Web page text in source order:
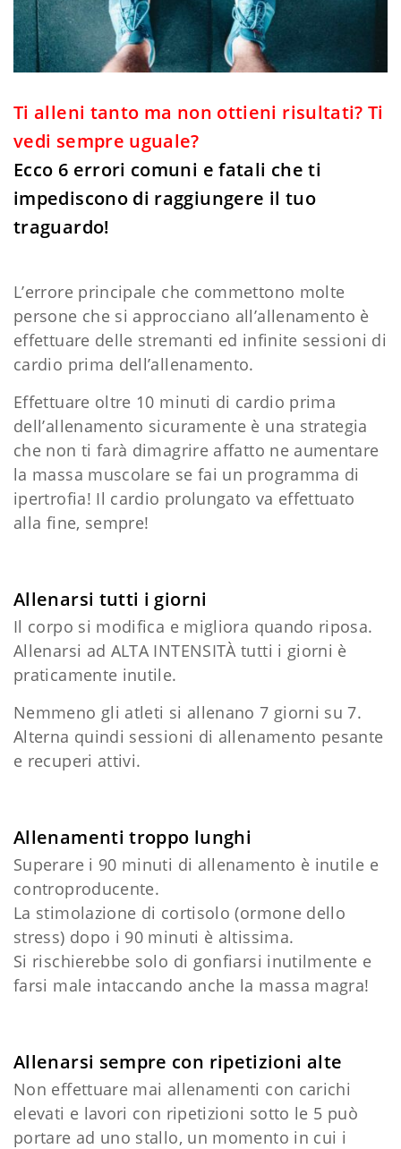
Ti alleni tanto ma non ottieni risultati? Ti
vedi sempre uguale?
Ecco 6 errori comuni e fatali che ti
impediscono di raggiungere il tuo
traguardo!
L’errore principale che commettono molte
persone che si approcciano all’allenamento è
effettuare delle stremanti ed infinite sessioni di
cardio prima dell’allenamento.
Effettuare oltre 10 minuti di cardio prima
dell’allenamento sicuramente è una strategia
che non ti farà dimagrire affatto ne aumentare
la massa muscolare se fai un programma di
ipertrofia! Il cardio prolungato va effettuato
alla fine, sempre!
Allenarsi tutti i giorni
Il corpo si modifica e migliora quando riposa.
Allenarsi ad ALTA INTENSITÀ tutti i giorni è
praticamente inutile.
Nemmeno gli atleti si allenano 7 giorni su 7.
Alterna quindi sessioni di allenamento pesante
e recuperi attivi.
Allenamenti troppo lunghi
Superare i 90 minuti di allenamento è inutile e
controproducente.
La stimolazione di cortisolo (ormone dello
stress) dopo i 90 minuti è altissima.
Si rischierebbe solo di gonfiarsi inutilmente e
farsi male intaccando anche la massa magra!
Allenarsi sempre con ripetizioni alte
Non effettuare mai allenamenti con carichi
elevati e lavori con ripetizioni sotto le 5 può
portare ad uno stallo, un momento in cui i